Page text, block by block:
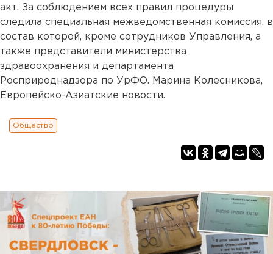
акт. За соблюдением всех правил процедуры
следила специальная межведомственная комиссия, в
состав которой, кроме сотрудников Управления, а
также представители министерства
здравоохранения и департамента
Росприроднадзора по УрФО. Марина Колесникова,
Европейско-Азиатские новости.
Общество